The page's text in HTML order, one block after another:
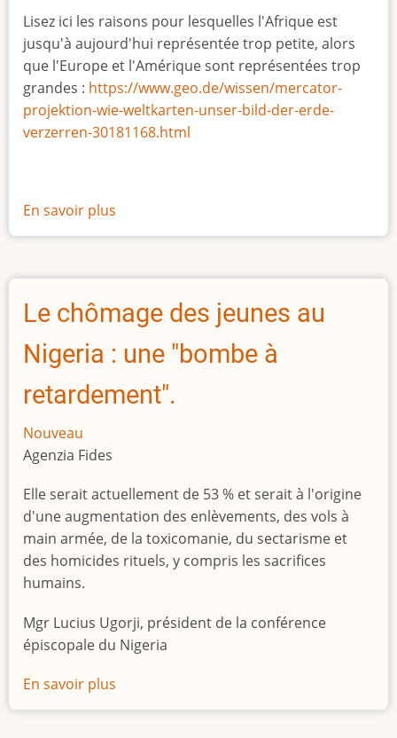
Lisez ici les raisons pour lesquelles l'Afrique est
jusqu'à aujourd'hui représentée trop petite, alors
que l'Europe et l'Amérique sont représentées trop
grandes : https://www.geo.de/wissen/mercator-
projektion-wie-weltkarten-unser-bild-der-erde-
verzerren-30181168.html
En savoir plus
La
taille
l'Afrique
Le chômage des jeunes au
Nigeria : une "bombe à
retardement".
Nouveau
Agenzia Fides
Elle serait actuellement de 53 % et serait à l'origine
d'une augmentation des enlèvements, des vols à
main armée, de la toxicomanie, du sectarisme et
des homicides rituels, y compris les sacrifices
humains.
Mgr Lucius Ugorji, président de la conférence
épiscopale du Nigeria
En savoir plus
Le